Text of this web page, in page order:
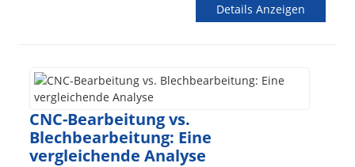
Details Anzeigen
CNC-Bearbeitung vs.
Blechbearbeitung: Eine
vergleichende Analyse